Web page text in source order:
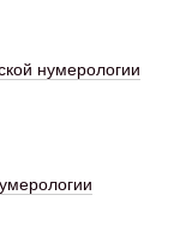
нумерологии